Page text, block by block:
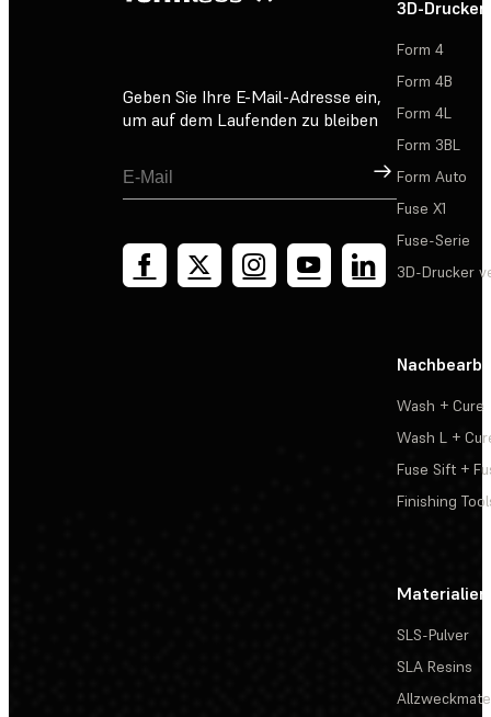
Geben Sie Ihre E-Mail-Adresse ein,
um auf dem Laufenden zu bleiben
Registrieren
3D-Drucker
Form 4
Form 4B
Form 4L
Form 3BL
Form Auto
Fuse X1
Fuse-Serie
3D-Drucker
Wash + Cure
Wash L +
Fuse Sift +
Finishing
Materialien
SLS-Pulver
SLA Resins